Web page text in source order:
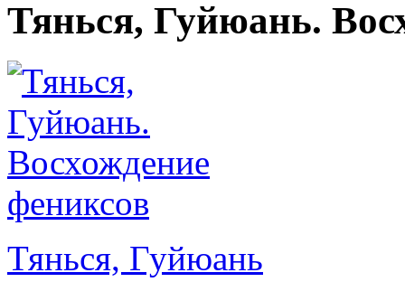
Тянься, Гуйюань.
Тянься, Гуйюань